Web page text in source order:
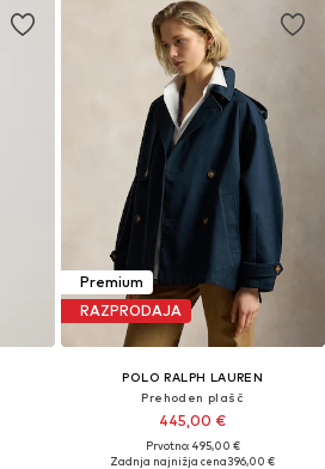
Premium
RAZPRODAJA
POLO RALPH LAUREN
Prehoden plašč
445,00 €
Prvotno: 495,00 €
Zadnja najnižja cena396,00 €